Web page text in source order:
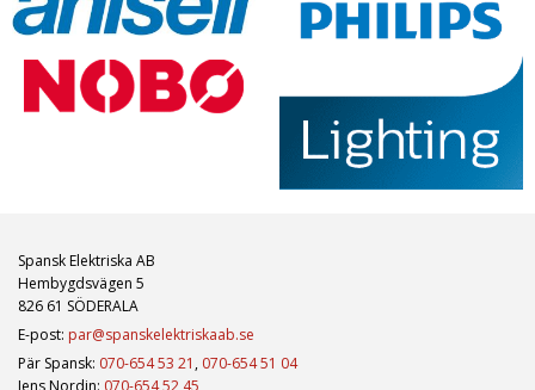
Spansk Elektriska AB
Hembygdsvägen 5
826 61 SÖDERALA
E-post: par@spanskelektriskaab.se
Pär Spansk: 070-654 53 21 , 070-654 51 04
Jens Nordin: 070-654 52 45